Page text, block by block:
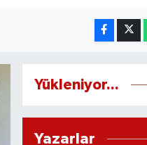
Yükleniyor...
Yazarlar